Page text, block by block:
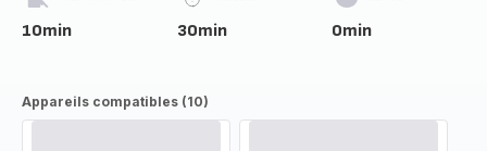
10min 30min 0min
Appareils compatibles (10)